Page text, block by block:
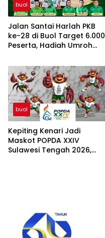
buol
Jalan Santai Harlah PKB
ke-28 di Buol Target 6.000
Peserta, Hadiah Umroh
buol
Kepiting Kenari Jadi
Maskot POPDA XXIV
Sulawesi Tengah 2026,